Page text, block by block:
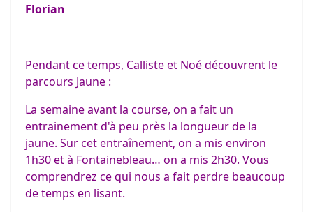
Florian
Pendant ce temps, Calliste et Noé découvrent le
parcours Jaune :
La semaine avant la course, on a fait un
entrainement d'à peu près la longueur de la
jaune. Sur cet entraînement, on a mis environ
1h30 et à Fontainebleau… on a mis 2h30. Vous
comprendrez ce qui nous a fait perdre beaucoup
de temps en lisant.